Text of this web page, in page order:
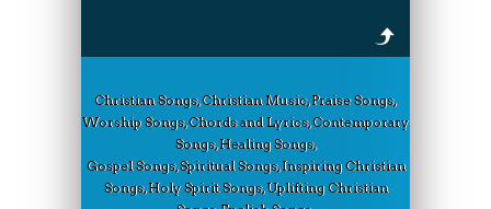
Christian Songs, Christian Music, Praise Songs,
Worship Songs, Chords and Lyrics, Contemporary
Songs, Healing Songs,
Gospel Songs, Spiritual Songs, Inspiring Christian
Songs, Holy Spirit Songs, Uplifting Christian